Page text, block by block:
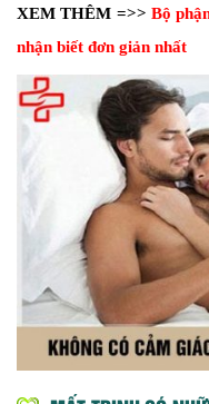
XEM THÊM =>> Bộ
nhận biết đơn giản nhất